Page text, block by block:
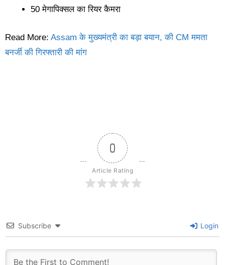
50 मेगापिक्सल का रियर कैमरा
Read More: Assam के मुख्यमंत्री का बड़ा बयान, की CM ममता
बनर्जी की गिरफ्तारी की मांग
0
Article Rating
Subscribe Login